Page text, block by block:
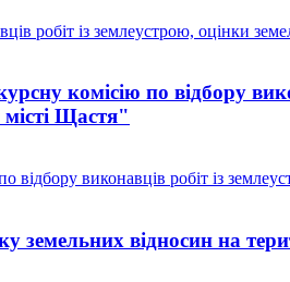
робіт із землеустрою, оцінки
комісію по відбору
місті Щастя"
виконавців робіт із
відносин на